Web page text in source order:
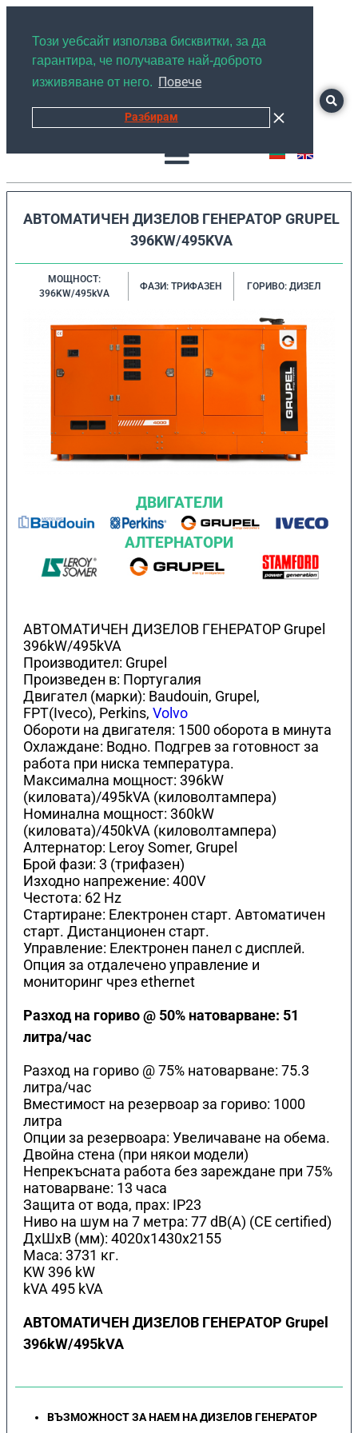
Този уебсайт използва бисквитки, за да
гарантира, че получавате най-доброто
изживяване от него.
Повече
Разбирам
АВТОМАТИЧЕН ДИЗЕЛОВ ГЕНЕРАТОР GRUPEL
396KW/495KVA
МОЩНОСТ:
396KW/495kVA
ФАЗИ: ТРИФАЗЕН ГОРИВО: ДИЗЕЛ
ДВИГАТЕЛИ
АЛТЕРНАТОРИ
АВТОМАТИЧЕН ДИЗЕЛОВ ГЕНЕРАТОР Grupel
396kW/495kVA
Производител: Grupel
Произведен в: Португалия
Двигател (марки): Baudouin, Grupel,
FPT(Iveco), Perkins, Volvo
Обороти на двигателя: 1500 оборота в минута
Охлаждане: Водно. Подгрев за готовност за
работа при ниска температура.
Максимална мощност: 396kW
(киловата)/495kVA (киловолтамперa)
Номинална мощност: 360kW
(киловата)/450kVA (киловолтамперa)
Алтернатор: Leroy Somer, Grupel
Брой фази: 3 (трифазен)
Изходно напрежение: 400V
Честота: 62 Hz
Стартиране: Електронен старт. Автоматичен
старт. Дистанционен старт.
Управление: Електронен панел с дисплей.
Опция за отдалечено управление и
мониторинг чрез ethernet
Разход на гориво @ 50% натоварване: 51
литра/час
Разход на гориво @ 75% натоварване: 75.3
литра/час
Вместимост на резервоар за гориво: 1000
литра
Опции за резервоара: Увеличаване на обема.
Двойна стена (при някои модели)
Непрекъсната работа без зареждане при 75%
натоварване: 13 часа
Защита от вода, прах: IP23
Ниво на шум на 7 метра: 77 dB(A) (CE certified)
ДхШхВ (мм): 4020x1430x2155
Маса: 3731 кг.
KW 396 kW
kVA 495 kVA
АВТОМАТИЧЕН ДИЗЕЛОВ ГЕНЕРАТОР Grupel
396kW/495kVA
ВЪЗМОЖНОСТ ЗА НАЕМ НА ДИЗЕЛОВ ГЕНЕРАТОР